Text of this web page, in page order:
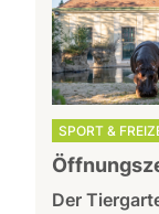
SPORT &
Der